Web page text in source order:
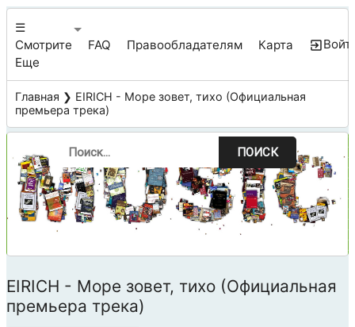
☰
Смотрите
Еще
FAQ Правообладателям Карта
Главная ❯ EIRICH - Море зовет, тихо (Официальная
премьера трека)
ПОИСК
EIRICH - Море зовет, тихо (Официальная
премьера трека)